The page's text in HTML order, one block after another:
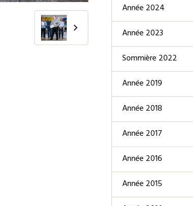
Année 2024
Année 2023
Sommière 2022
Année 2019
Année 2018
Année 2017
Année 2016
Année 2015